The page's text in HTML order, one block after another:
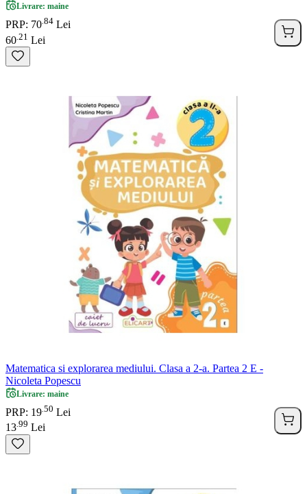
Livrare: maine
PRP: 70 84 Lei
60 21 Lei
Matematica si explorarea mediului. Clasa a 2-a. Partea 2 E -
Nicoleta Popescu
Livrare: maine
PRP: 19 50 Lei
13 99 Lei